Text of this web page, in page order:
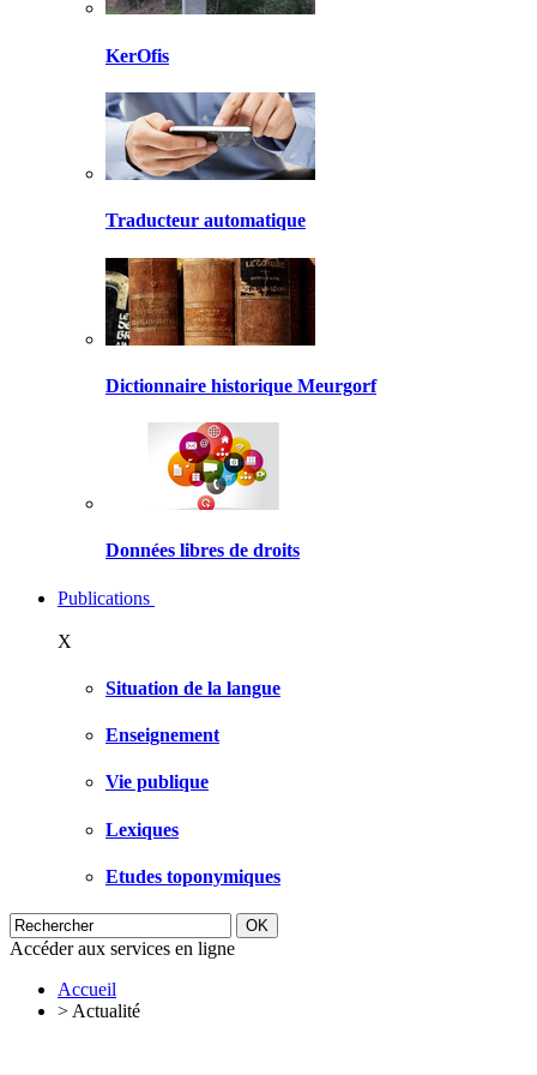
KerOfis
Traducteur automatique
Dictionnaire historique Meurgorf
Données libres de droits
Publications
X
Situation de la langue
Enseignement
Vie publique
Lexiques
Etudes toponymiques
Accéder aux services en ligne
Accueil
> Actualité